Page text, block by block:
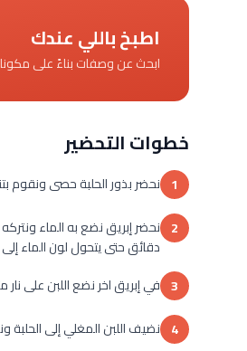
اطبخ باللي عندك
ابحث عن وصفات بناءً على
خطوات التحضير
1 نحضر بذور الحلبة حصى ونقوم
2
دقائق حتى يتحول لون الماء إلى
3 في إبريق اخر نضع اللبن على
4 نضيف اللبن المغلي إلى